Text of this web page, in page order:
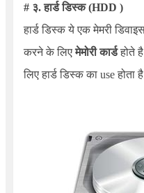
# ३. हार्ड डिस्क (HDD )
हार्ड डिस्क ये एक मेमरी
करने के लिएमेमोरी कार्डहोते
लिए हार्ड डिस्क का use होता